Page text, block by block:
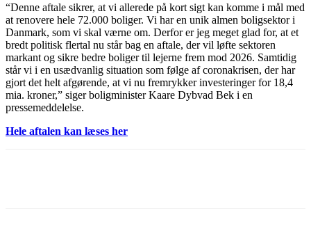
“Denne aftale sikrer, at vi allerede på kort sigt kan komme i mål med
at renovere hele 72.000 boliger. Vi har en unik almen boligsektor i
Danmark, som vi skal værne om. Derfor er jeg meget glad for, at et
bredt politisk flertal nu står bag en aftale, der vil løfte sektoren
markant og sikre bedre boliger til lejerne frem mod 2026. Samtidig
står vi i en usædvanlig situation som følge af coronakrisen, der har
gjort det helt afgørende, at vi nu fremrykker investeringer for 18,4
mia. kroner,” siger boligminister Kaare Dybvad Bek i en
pressemeddelelse.
Hele aftalen kan læses her